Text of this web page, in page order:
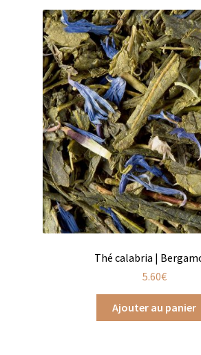
Coffrets thés
Conditionnement de nos thés et
Conditions générales de ventes et
Contactez-nous
Diffuseurs de parfum
Enfants
Cadeaux de naissance
Jeux pour enfants
Produits pour enfant à broder
Thé calabria |
5.60€
Ajouter au panier